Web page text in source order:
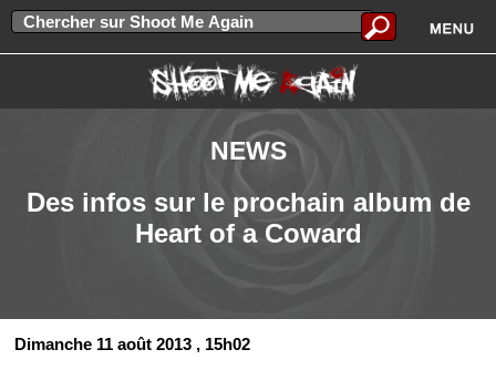
NEWS
Des infos sur le prochain album de
Heart of a Coward
Dimanche 11 août 2013 , 15h02